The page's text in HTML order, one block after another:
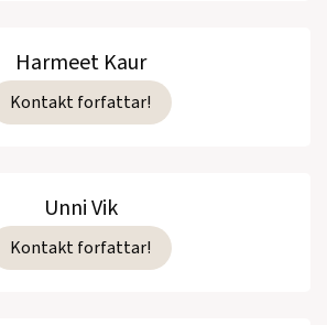
Harmeet Kaur
Kontakt forfattar!
Unni Vik
Kontakt forfattar!